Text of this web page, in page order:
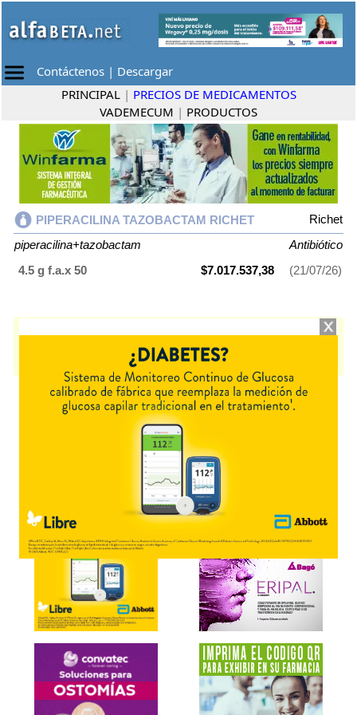
Contáctenos | Descargar
PRINCIPAL | PRECIOS DE MEDICAMENTOS
VADEMECUM | PRODUCTOS
PIPERACILINA TAZOBACTAM RICHET
Richet
piperacilina+tazobactam
Antibiótico
4.5 g f.a.x 50
$7.017.537,38 (21/07/26)
y se indica comoAntibiótico
y cuenta con 1 presentación disponible.
Explorar más
Otros productos conpiperacilina+tazobactam
Otros productos deRichet